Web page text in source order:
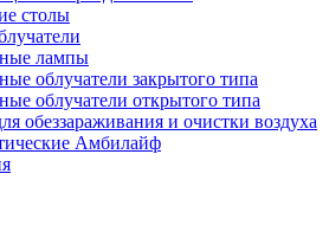
столы
лампы
облучатели закрытого типа
облучатели открытого типа
обеззараживания и очистки воздуха
Амбилайф